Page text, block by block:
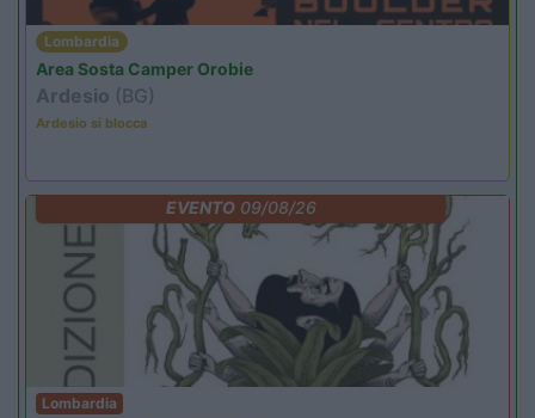
Lombardia
Area Sosta Camper Orobie
Ardesio (BG)
Ardesio si blocca
EVENTO09/08/26
Lombardia